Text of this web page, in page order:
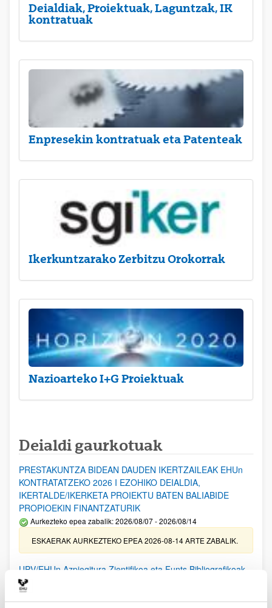
Deialdiak, Proiektuak, Laguntzak, IK
kontratuak
Enpresekin kontratuak eta Patenteak
Ikerkuntzarako Zerbitzu Orokorrak
Nazioarteko I+G Proiektuak
Deialdi gaurkotuak
PRESTAKUNTZA BIDEAN DAUDEN IKERTZAILEAK EHUn
KONTRATATZEKO 2026 I EZOHIKO DEIALDIA,
IKERTALDE/IKERKETA PROIEKTU BATEN BALIABIDE
PROPIOEKIN FINANTZATURIK
Aurkezteko epea zabalik: 2026/08/07 - 2026/08/14
ESKAERAK AURKEZTEKO EPEA 2026-08-14 ARTE ZABALIK.
UPV/EHUn Azpiegitura Zientifikoa eta Funts Bibliografikoak
erosi eta berritzeko laguntzak 2026